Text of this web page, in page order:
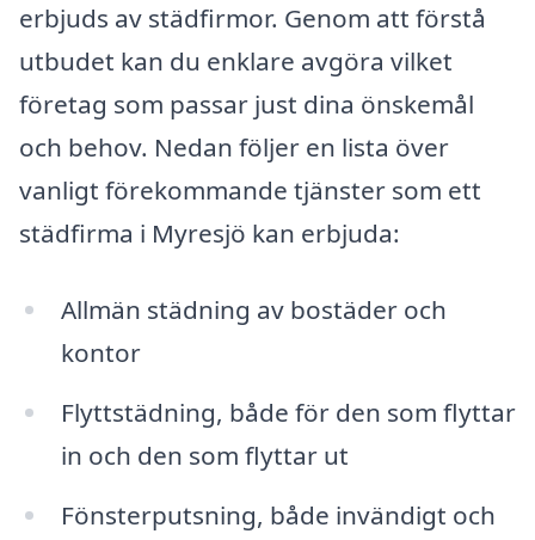
erbjuds av städfirmor. Genom att förstå
utbudet kan du enklare avgöra vilket
företag som passar just dina önskemål
och behov. Nedan följer en lista över
vanligt förekommande tjänster som ett
städfirma i Myresjö kan erbjuda:
Allmän städning av bostäder och
kontor
Flyttstädning, både för den som flyttar
in och den som flyttar ut
Fönsterputsning, både invändigt och